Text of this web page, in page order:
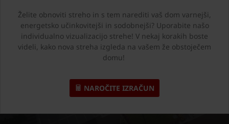
Želite obnoviti streho in s tem narediti vaš dom varnejši,
energetsko učinkovitejši in sodobnejši? Uporabite našo
individualno vizualizacijo strehe! V nekaj korakih boste
videli, kako nova streha izgleda na vašem že obstoječem
domu!
NAROČITE IZRAČUN